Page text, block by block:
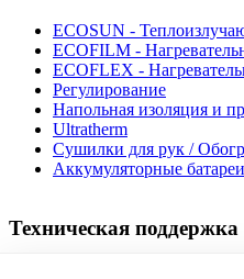
ECOSUN -
ECOFILM -
ECOFLEX -
Регулирование
Напольная изоляция и
Ultratherm
Cушилки для рук /
Аккумуляторные батареи
Техническая поддержка